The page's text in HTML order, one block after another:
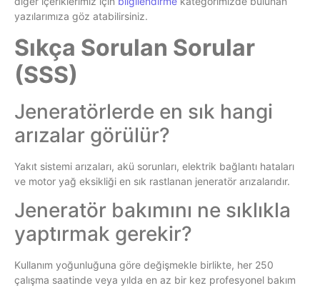
yazılarımıza göz atabilirsiniz.
Sıkça Sorulan Sorular
(SSS)
Jeneratörlerde en sık hangi
arızalar görülür?
Yakıt sistemi arızaları, akü sorunları, elektrik bağlantı hataları
ve motor yağ eksikliği en sık rastlanan jeneratör arızalarıdır.
Jeneratör bakımını ne sıklıkla
yaptırmak gerekir?
Kullanım yoğunluğuna göre değişmekle birlikte, her 250
çalışma saatinde veya yılda en az bir kez profesyonel bakım